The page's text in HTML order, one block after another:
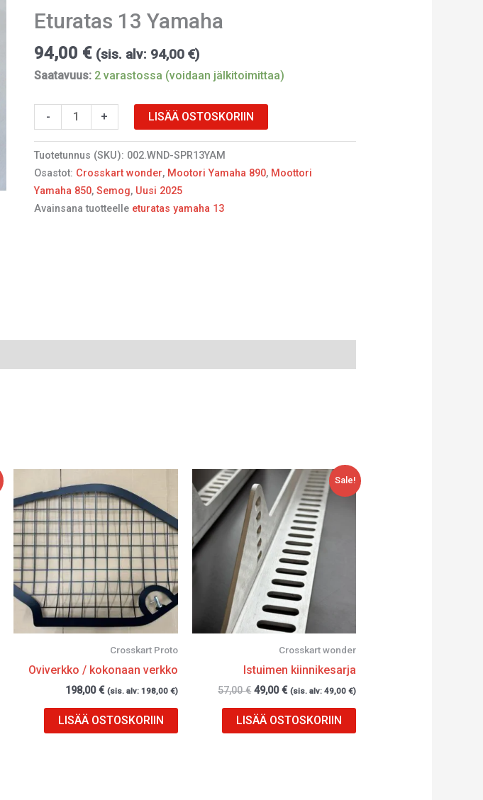
Eturatas 13 Yamaha
94,00 € (sis. alv: 94,00€)
Saatavuus: 2 varastossa (voidaan jälkitoimittaa)
- + LISÄÄ OSTOSKORIIN
Tuotetunnus (SKU): 002.WND-SPR13YAM
Osastot: Crosskart wonder, Mootori Yamaha 890, Moottori
Yamaha 850,Semog, Uusi 2025
Avainsana tuotteelle eturatas yamaha 13
Crosskart Proto
Oviverkko / kokonaan verkko
198,00€ (sis. alv: 198,00 €)
LISÄÄ OSTOSKORIIN
Sale!
Crosskart wonder
Istuimen kiinnikesarja
57,00€
Alkuperäinen
hinta
oli:
57,00 €.
49,00€
Nykyinen
hinta
on:
49,00 €.
(sis. alv:49,00€)
LISÄÄ OSTOSKORIIN